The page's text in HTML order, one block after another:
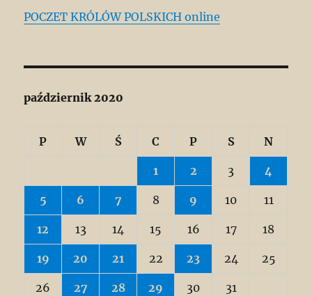
POCZET KRÓLÓW POLSKICH online
październik 2020
P W Ś C P S N
1 2 3 4
5 6 7 8 9 10 11
12 13 14 15 16 17 18
19 20 21 22 23 24 25
26 27 28 29 30 31